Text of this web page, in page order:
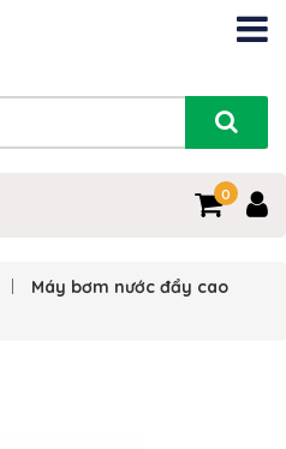
0
Máy bơm nước đẩy cao